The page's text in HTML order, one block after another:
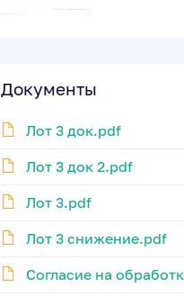
Документы
Лот 3 док.pdf
Лот 3 док 2.pdf
Лот 3.pdf
Лот 3 снижение.pdf
Согласие на